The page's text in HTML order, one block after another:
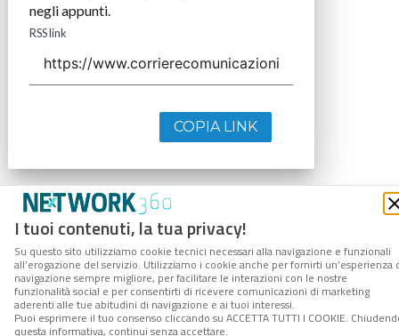
I tuoi contenuti, la tua privacy!
Su questo sito utilizziamo cookie tecnici necessari alla navigazione e funzionali
all’erogazione del servizio. Utilizziamo i cookie anche per fornirti un’esperienza
navigazione sempre migliore, per facilitare le interazioni con le nostre
funzionalità social e per consentirti di ricevere comunicazioni di marketing
aderenti alle tue abitudini di navigazione e ai tuoi interessi.
Puoi esprimere il tuo consenso cliccando su ACCETTA TUTTI I COOKIE.
questa informativa, continui senza accettare.
negli appunti.
RSS link
COPIA LINK